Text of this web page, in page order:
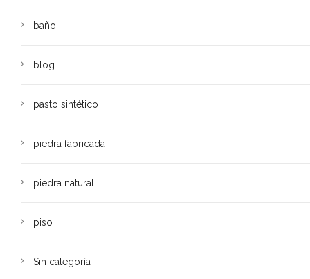
baño
blog
pasto sintético
piedra fabricada
piedra natural
piso
Sin categoría